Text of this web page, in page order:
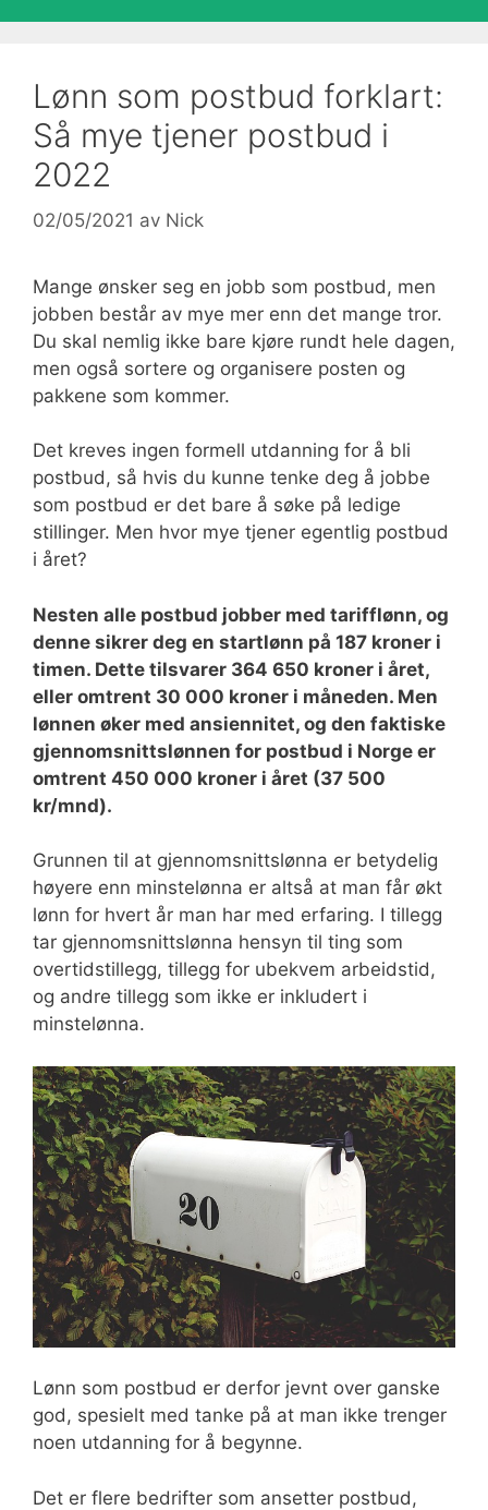
Lønn som postbud forklart:
Så mye tjener postbud i
2022
02/05/2021 av Nick
Mange ønsker seg en jobb som postbud, men
jobben består av mye mer enn det mange tror.
Du skal nemlig ikke bare kjøre rundt hele dagen,
men også sortere og organisere posten og
pakkene som kommer.
Det kreves ingen formell utdanning for å bli
postbud, så hvis du kunne tenke deg å jobbe
som postbud er det bare å søke på ledige
stillinger. Men hvor mye tjener egentlig postbud
i året?
Nesten alle postbud jobber med tarifflønn, og
denne sikrer deg en startlønn på 187 kroner i
timen. Dette tilsvarer 364 650 kroner i året,
eller omtrent 30 000 kroner i måneden. Men
lønnen øker med ansiennitet, og den faktiske
gjennomsnittslønnen for postbud i Norge er
omtrent 450 000 kroner i året (37 500
kr/mnd).
Grunnen til at gjennomsnittslønna er betydelig
høyere enn minstelønna er altså at man får økt
lønn for hvert år man har med erfaring. I tillegg
tar gjennomsnittslønna hensyn til ting som
overtidstillegg, tillegg for ubekvem arbeidstid,
og andre tillegg som ikke er inkludert i
minstelønna.
Lønn som postbud er derfor jevnt over ganske
god, spesielt med tanke på at man ikke trenger
noen utdanning for å begynne.
Det er flere bedrifter som ansetter postbud,